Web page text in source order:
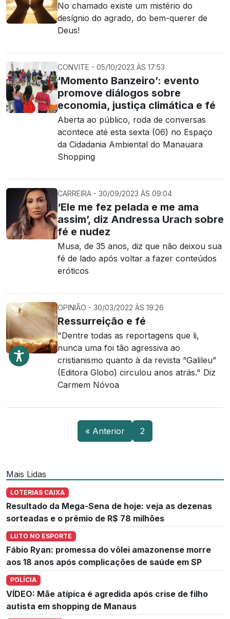
No chamado existe um mistério do
desígnio do agrado, do bem-querer de
Deus!
CONVITE - 05/10/2023 ÀS 17:53
‘Momento Banzeiro’: evento
promove diálogos sobre
economia, justiça climática e fé
Aberta ao público, roda de conversas
acontece até esta sexta (06) no Espaço
da Cidadania Ambiental do Manauara
Shopping
CARREIRA - 30/09/2023 ÀS 09:04
‘Ele me fez pelada e me ama
assim’, diz Andressa Urach sobre
fé e nudez
Musa, de 35 anos, diz que não deixou sua
fé de lado após voltar a fazer conteúdos
eróticos
OPINIÃO - 30/03/2022 ÀS 19:26
Ressurreição e fé
"Dentre todas as reportagens que li,
nunca uma foi tão agressiva ao
cristianismo quanto à da revista “Galileu”
(Editora Globo) circulou anos atrás." Diz
Carmem Nóvoa
« Anterior 2
Mais Lidas
LOTERIAS CAIXA
Resultado da Mega-Sena de hoje: veja as dezenas
sorteadas e o prêmio de R$ 78 milhões
LUTO NO ESPORTE
Fábio Ryan: promessa do vôlei amazonense morre
aos 18 anos após complicações de saúde em SP
POLÍCIA
VÍDEO: Mãe atípica é agredida após crise de filho
autista em shopping de Manaus